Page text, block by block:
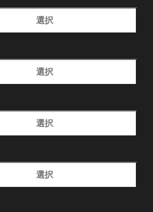
選択
選択
選択
選択